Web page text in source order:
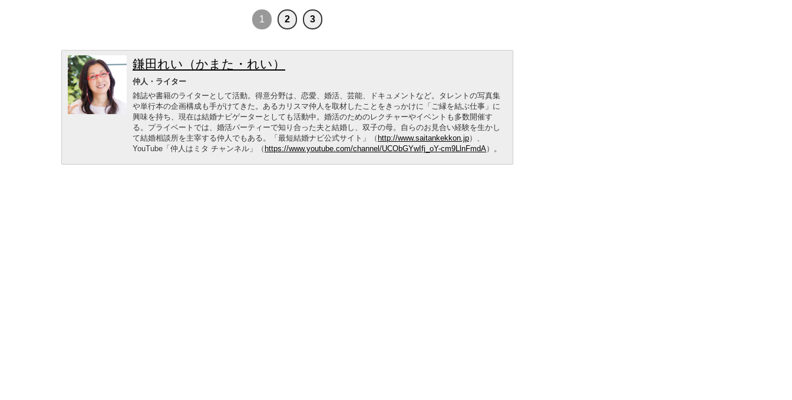
1 2 3
鎌田れい（かまた・れい）
仲人・ライター
雑誌や書籍のライターとして活動。得意分野は、恋愛、婚活、芸能、ドキュメントなど。タレントの写真集
や単行本の企画構成も手がけてきた。あるカリスマ仲人を取材したことをきっかけに「ご縁を結ぶ仕事」に
興味を持ち、現在は結婚ナビゲーターとしても活動中。婚活のためのレクチャーやイベントも多数開催す
る。プライベートでは、婚活パーティーで知り合った夫と結婚し、双子の母。自らのお見合い経験を生かし
て結婚相談所を主宰する仲人でもある。「最短結婚ナビ公式サイト」（ http://www.saitankekkon.jp）、
YouTube「仲人はミタ チャンネル」（ https://www.youtube.com/channel/UCObGYwIfj_oY-cm9LlnFmdA）。